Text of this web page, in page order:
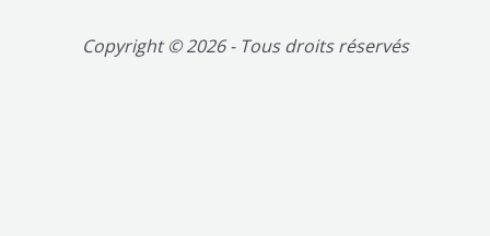
Copyright © 2026 - Tous droits réservés